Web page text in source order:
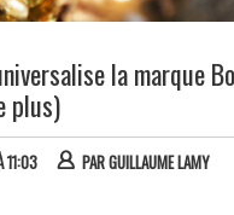
la marque
plus)
11:03 PARGUILLAUME LAMY